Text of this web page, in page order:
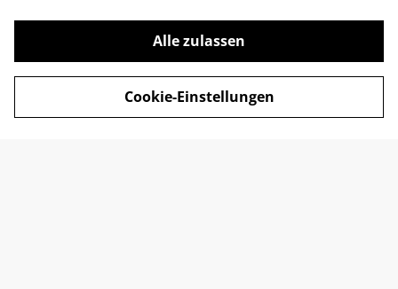
Widerrufsrecht
Alle zulassen
Cookie-Einstellungen